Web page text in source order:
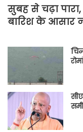
सुबह से चढ़ा
बारिश के आसार